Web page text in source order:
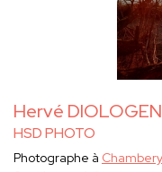
Hervé
HSD PHOTO
Photographe à